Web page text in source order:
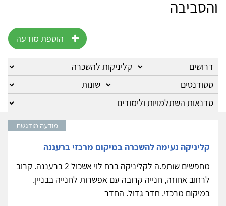
והסביבה
הוספת מודעה
מודעה מודגשת
קליניקה נעימה להשכרה במיקום מרכזי ברעננה
מחפשים שותפ.ה לקליניקה ברח לוי אשכול 2 ברעננה. קרוב
לרחוב אחוזה, חנייה קרובה עם אפשרות לחנייה בבניין.
במיקום מרכזי. חדר גדול. החדר